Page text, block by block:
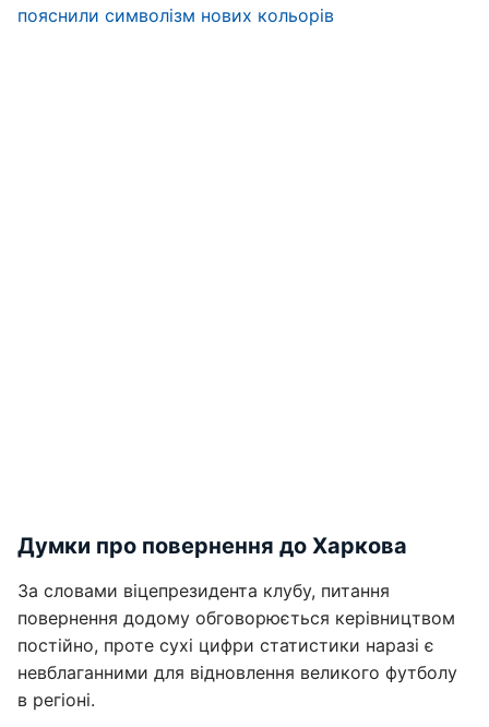
пояснили символізм нових кольорів
Думки про повернення до Харкова
За словами віцепрезидента клубу, питання
повернення додому обговорюється керівництвом
постійно, проте сухі цифри статистики наразі є
невблаганними для відновлення великого футболу
в регіоні.